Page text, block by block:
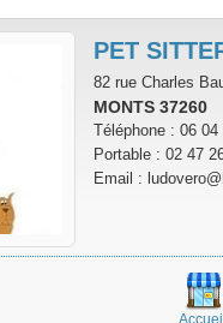
PET
82 rue Charles
MONTS 37260
Téléphone : 06 04
Portable : 02 47
Email :